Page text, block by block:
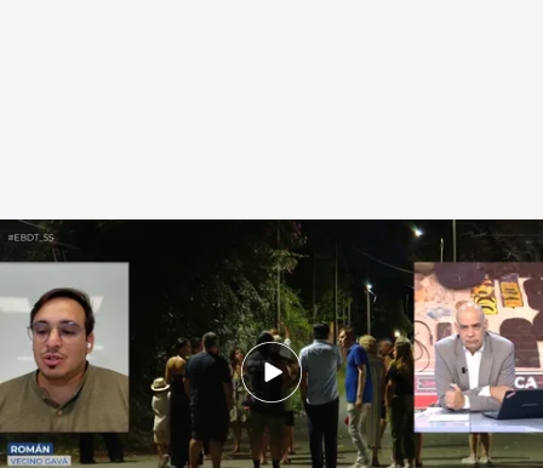
Uno de los vecinos de Gavá en 'En boca de todos' cuatro.com
Alberto Samperio
05 SEP 2025 - 14:02h.
El presunto agresor ha sido apresado gracias a
la colaboración ciudadana que organizaba